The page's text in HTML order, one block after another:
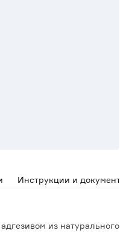
Инструкции и документы
из натурального